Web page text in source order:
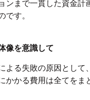
ンまで一貫した資金
です。
像を意識して
よる失敗の原因とし
かかる費用は全てをま